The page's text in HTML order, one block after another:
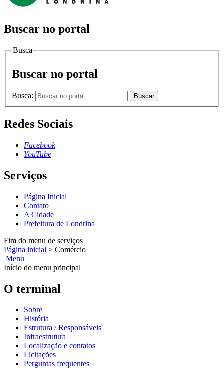
Buscar no portal
Busca
Buscar no portal
Busca: Buscar
Redes Sociais
Facebook
YouTube
Serviços
Página Inicial
Contato
A Cidade
Prefeitura de Londrina
Fim do menu de serviços
Página inicial > Comércio
Menu
Início do menu principal
O terminal
Sobre
História
Estrutura / Responsáveis
Infraestrutura
Localização e contatos
Licitações
Perguntas frequentes